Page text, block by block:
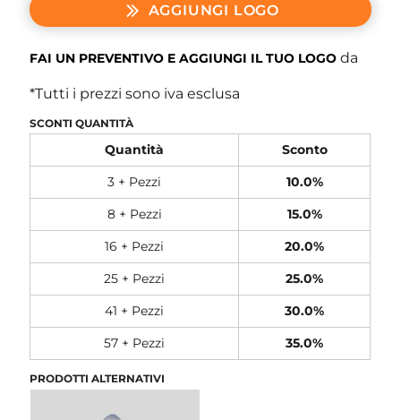
AGGIUNGI LOGO
FAI UN PREVENTIVO E AGGIUNGI IL TUO LOGO da
*Tutti i prezzi sono iva esclusa
SCONTI QUANTITÀ
Quantità
Sconto
3 + Pezzi
10.0%
8 + Pezzi
15.0%
16 + Pezzi
20.0%
25 + Pezzi
25.0%
41 + Pezzi
30.0%
57 + Pezzi
35.0%
PRODOTTI ALTERNATIVI